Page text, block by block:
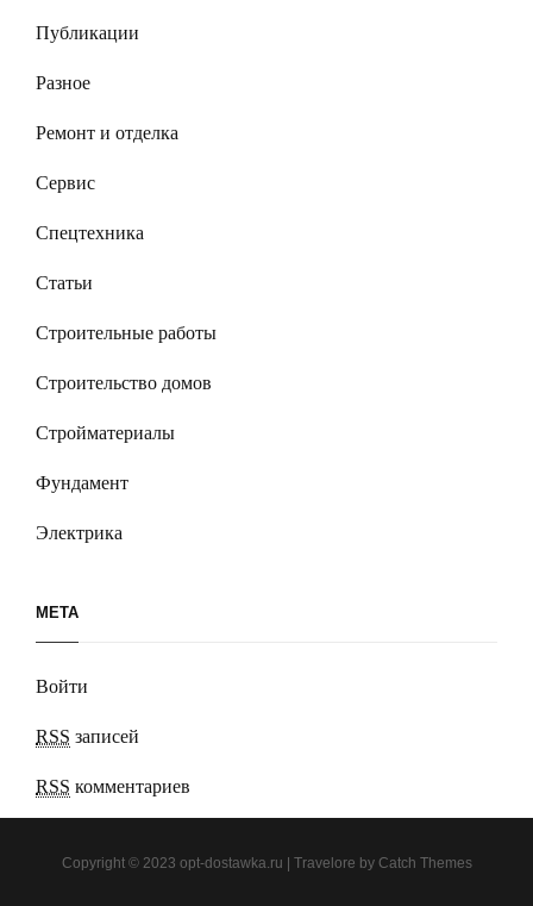
Публикации
Разное
Ремонт и отделка
Сервис
Спецтехника
Статьи
Строительные работы
Строительство домов
Стройматериалы
Фундамент
Электрика
МЕТА
Войти
RSS записей
RSS комментариев
Copyright © 2023 opt-dostawka.ru | Travelore by Catch Themes